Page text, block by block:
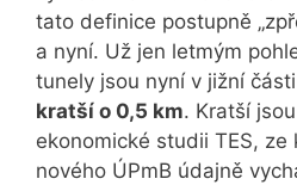
tato definice postupně
a nyní. Už jen letmým
tunely jsou nyní v jižní
kratší o 0,5 km. Kratší
ekonomické studii TES, ze
nového ÚPmB údajně